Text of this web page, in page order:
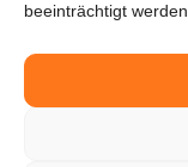
beeinträchtigt werden.